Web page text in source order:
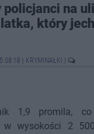
policjanci na
który
08:18 KRYMINAŁKI
1,9 promila,
w wysokości 2